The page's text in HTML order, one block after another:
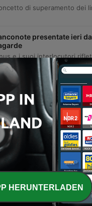
presentate ieri da
di Linus e Nicola della
Folgen anzeigen
HERUNTERLADEN